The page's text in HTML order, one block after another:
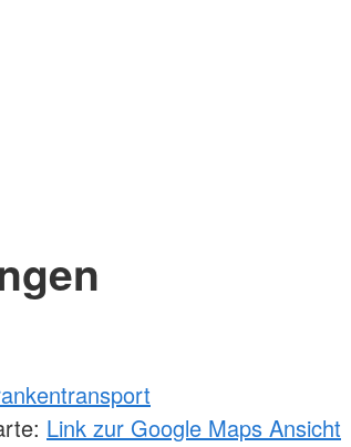
Link zur Google Maps Ansicht